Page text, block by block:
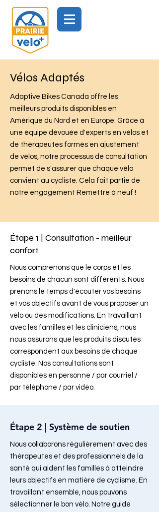
Vélos Adaptés
Adaptive Bikes Canada offre les
meilleurs produits disponibles en
Amérique du Nord et en Europe. Grâce à
une équipe dévouée d'experts en vélos et
de thérapeutes formés en ajustement
de vélos, notre processus de consultation
permet de s'assurer que chaque vélo
convient au cycliste. Cela fait partie de
notre engagement Remettre à neuf !
Étape 1 | Consultation - meilleur
confort
Nous comprenons que le corps et les
besoins de chacun sont différents. Nous
prenons le temps d'écouter vos besoins
et vos objectifs avant de vous proposer un
vélo ou des modifications. En travaillant
avec les familles et les cliniciens, nous
nous assurons que les produits discutés
correspondent aux besoins de chaque
cycliste. Nos consultations sont
disponibles en personne / par courriel /
par téléphone / par vidéo.
Étape 2 | Système de soutien
Nous collaborons régulièrement avec des
thérapeutes et des professionnels de la
santé qui aident les familles à atteindre
leurs objectifs en matière de cyclisme. En
travaillant ensemble, nous pouvons
sélectionner le bon vélo. Notre guide